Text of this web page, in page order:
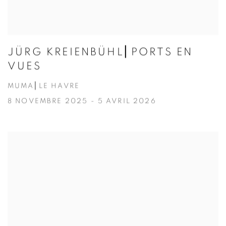
JÜRG KREIENBÜHL⎜PORTS EN
VUES
MUMA⎜LE HAVRE
8 NOVEMBRE 2025 - 5 AVRIL 2026